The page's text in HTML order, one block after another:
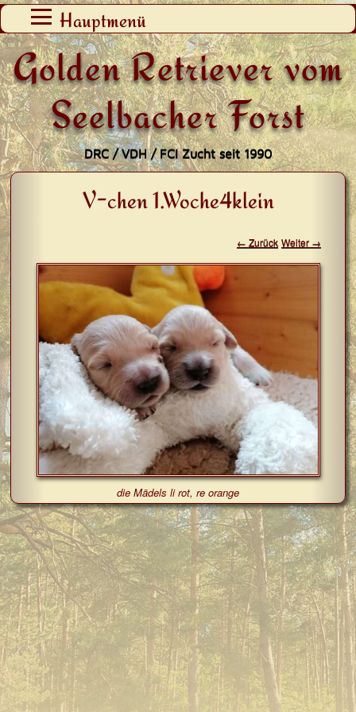
Golden Retriever vom
Seelbacher Forst
DRC / VDH / FCI Zucht seit 1990
Hauptmenü
Zum
Inhalt
springen
V-chen 1.Woche4klein
← Zurück Weiter →
die Mädels li rot, re orange